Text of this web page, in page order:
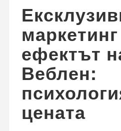
ефектът
Веблен:
цената